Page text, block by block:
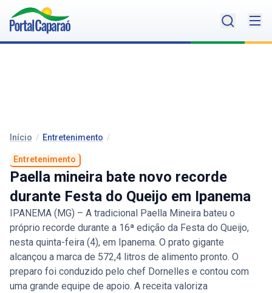
Início / Entretenimento /
Entretenimento
Paella mineira bate novo recorde
durante Festa do Queijo em Ipanema
IPANEMA (MG) – A tradicional Paella Mineira bateu o
próprio recorde durante a 16ª edição da Festa do Queijo,
nesta quinta-feira (4), em Ipanema. O prato gigante
alcançou a marca de 572,4 litros de alimento pronto. O
preparo foi conduzido pelo chef Dornelles e contou com
uma grande equipe de apoio. A receita valoriza